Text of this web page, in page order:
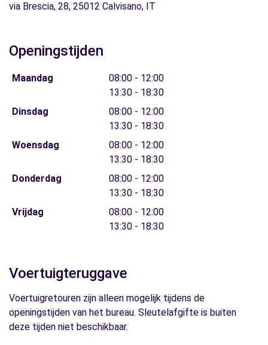
via Brescia, 28, 25012 Calvisano, IT
Openingstijden
Maandag
08:00 - 12:00
13:30 - 18:30
Dinsdag
08:00 - 12:00
13:30 - 18:30
Woensdag
08:00 - 12:00
13:30 - 18:30
Donderdag
08:00 - 12:00
13:30 - 18:30
Vrijdag
08:00 - 12:00
13:30 - 18:30
Voertuigteruggave
Voertuigretouren zijn alleen mogelijk tijdens de
openingstijden van het bureau. Sleutelafgifte is buiten
deze tijden niet beschikbaar.